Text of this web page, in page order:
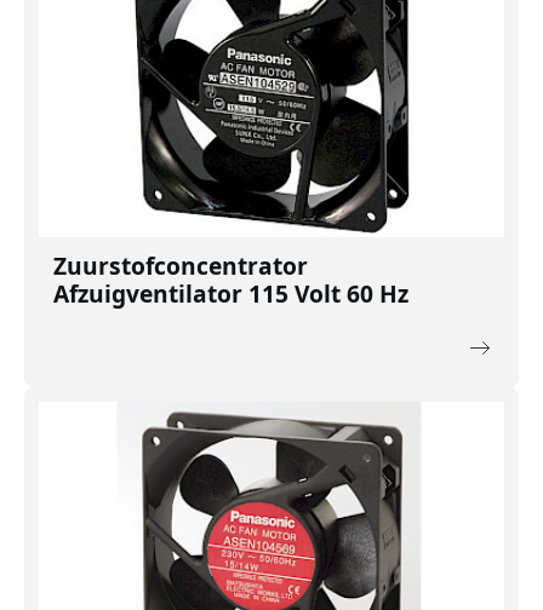
Zuurstofconcentrator
Afzuigventilator 115 Volt 60 Hz